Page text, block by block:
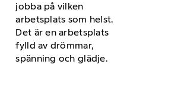
jobba på vilken
arbetsplats som helst.
Det är en arbetsplats
fylld av drömmar,
spänning och glädje.